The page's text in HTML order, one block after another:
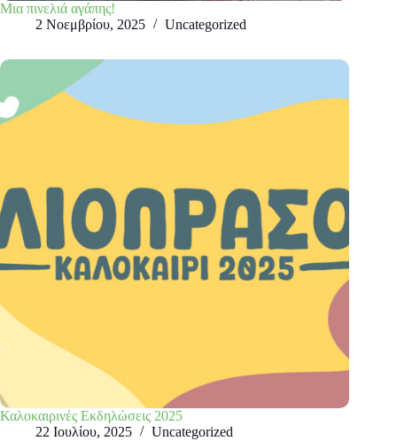
Μια πινελιά αγάπης!
2 Νοεμβρίου, 2025
Uncategorized
Καλοκαιρινές Εκδηλώσεις 2025
22 Ιουλίου, 2025
Uncategorized